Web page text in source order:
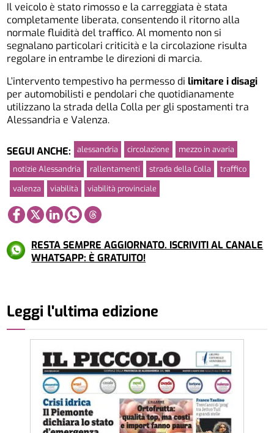
Il veicolo è stato rimosso e la carreggiata è stata
completamente liberata, consentendo il ritorno alla
normale fluidità del traffico. Al momento non si
segnalano particolari criticità e la circolazione risulta
regolare in entrambe le direzioni di marcia.
L’intervento tempestivo ha permesso dilimitare i disagi
per automobilisti e pendolari che quotidianamente
utilizzano la strada della Colla per gli spostamenti tra
Alessandria e Valenza.
SEGUI ANCHE: alessandria circolazione
mezzo in avaria
notizie Alessandria
rallentamenti strada della Colla
traffico
valenza
viabilità viabilità provinciale
RESTA SEMPRE AGGIORNATO. ISCRIVITI AL CANALE
WHATSAPP: È GRATUITO!
Leggi l'ultima edizione